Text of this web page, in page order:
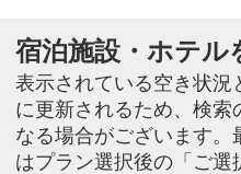
宿泊施設・ホテル
表示されている空き状況
に更新されるため、検索
なる場合がございます。
はプラン選択後の「ご